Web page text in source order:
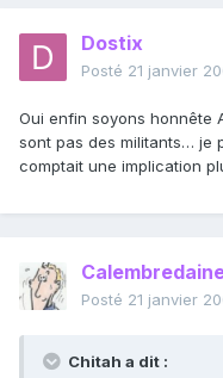
Dostix
Posté 21 janvier
Oui enfin soyons honnête
sont pas des militants… je
comptait une implication
Posté 21 janvier
Chitah a dit :